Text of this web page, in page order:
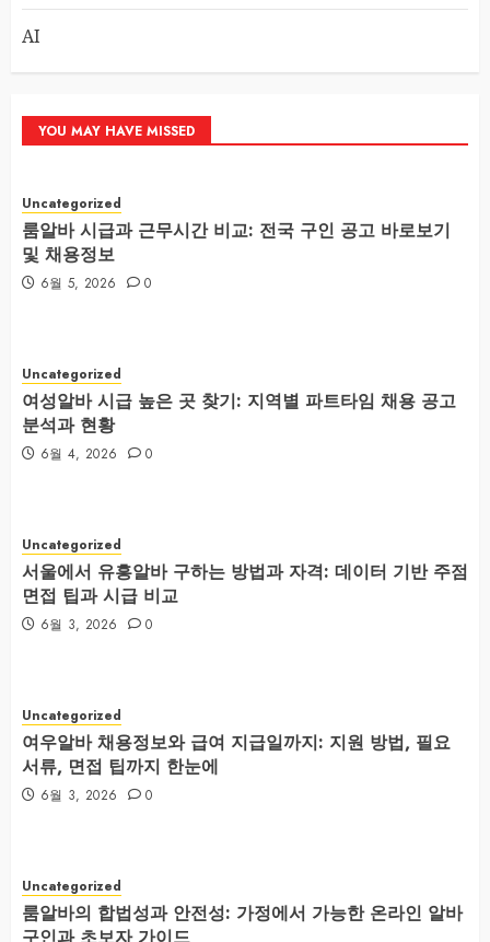
AI
YOU MAY HAVE MISSED
Uncategorized
룸알바 시급과 근무시간 비교: 전국 구인 공고 바로보기
및 채용정보
6월 5, 2026 0
Uncategorized
여성알바 시급 높은 곳 찾기: 지역별 파트타임 채용 공고
분석과 현황
6월 4, 2026 0
Uncategorized
서울에서 유흥알바 구하는 방법과 자격: 데이터 기반 주점
면접 팁과 시급 비교
6월 3, 2026 0
Uncategorized
여우알바 채용정보와 급여 지급일까지: 지원 방법, 필요
서류, 면접 팁까지 한눈에
6월 3, 2026 0
Uncategorized
룸알바의 합법성과 안전성: 가정에서 가능한 온라인 알바